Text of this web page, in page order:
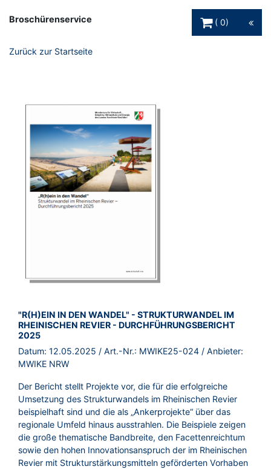
Broschürenservice
0
Zurück zur Startseite
BROSCHÜRE:
"R(H)EIN IN DEN WANDEL" - STRUKTURWANDEL IM
RHEINISCHEN REVIER - DURCHFÜHRUNGSBERICHT
2025
Datum: 12.05.2025 / Art.-Nr.: MWIKE25-024 / Anbieter:
MWIKE NRW
Der Bericht stellt Projekte vor, die für die erfolgreiche
Umsetzung des Strukturwandels im Rheinischen Revier
beispielhaft sind und die als „Ankerprojekte“ über das
regionale Umfeld hinaus ausstrahlen. Die Beispiele zeigen
die große thematische Bandbreite, den Facettenreichtum
sowie den hohen Inno­vationsanspruch der im Rheinischen
Revier mit Struk­turstärkungsmitteln geförderten Vorhaben